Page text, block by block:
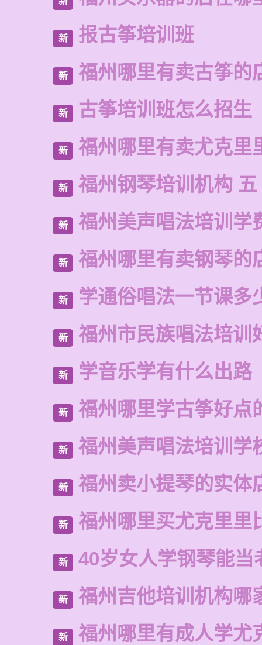
新 报古筝培训班
新 福州哪里有卖古筝的
新 古筝培训班怎么招生
新 福州哪里有卖尤克里
新 福州钢琴培训机构 五
新 福州美声唱法培训学
新 福州哪里有卖钢琴的
新 学通俗唱法一节课多
新 福州市民族唱法培训
新 学音乐学有什么出路
新 福州哪里学古筝好点
新 福州美声唱法培训学
新 福州卖小提琴的实体
新 福州哪里买尤克里里
新 40岁女人学钢琴能当
新 福州吉他培训机构哪
新 福州哪里有成人学尤